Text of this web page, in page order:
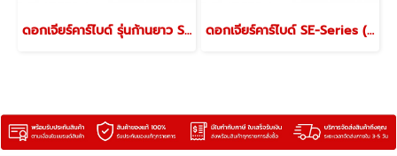
ดอกเจียร์คาร์ไบด์ รุ่นก้านยาว SD-Series (Metric) ดอกเจียร์คาร์ไบด์ SE-Series (Metric)